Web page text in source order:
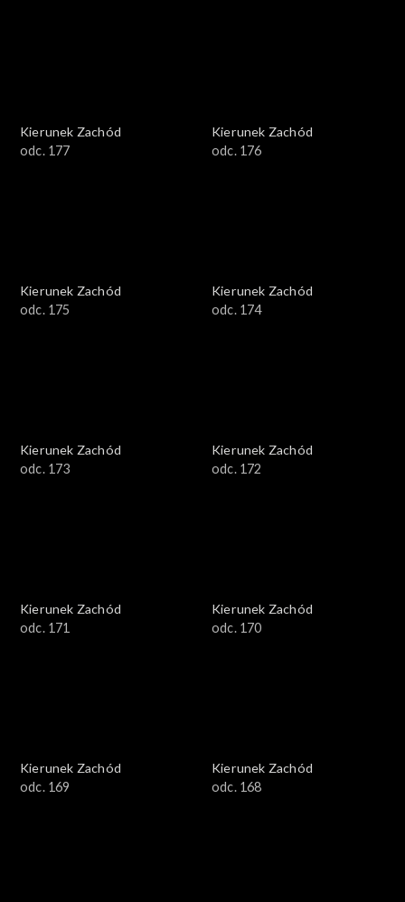
Kierunek Zachód
odc. 177
Kierunek Zachód
odc. 176
Kierunek Zachód
odc. 175
Kierunek Zachód
odc. 174
Kierunek Zachód
odc. 173
Kierunek Zachód
odc. 172
Kierunek Zachód
odc. 171
Kierunek Zachód
odc. 170
Kierunek Zachód
odc. 169
Kierunek Zachód
odc. 168